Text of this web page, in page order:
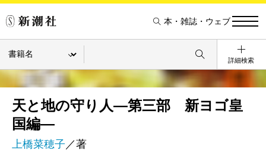
本・雑誌・ウェブ
詳細検索
天と地の守り人―第三部 新ヨゴ皇
国編―
上橋菜穂子 ／著